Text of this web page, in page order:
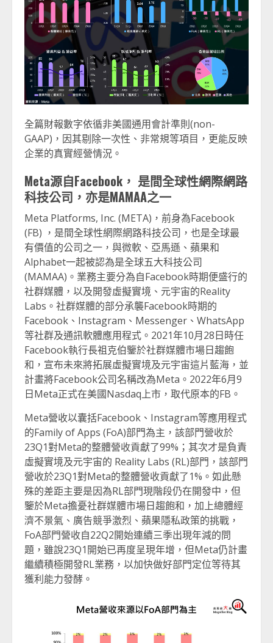
全篇財報數字依循非美國通用會計準則(non-
GAAP)，因其剔除一次性、非常規等項目，更能反映
企業的真實經營情況。
Meta源自Facebook ， 是間全球性網際網路
科技公司，亦是MAMAA之一
Meta Platforms, Inc. (META)，前身為Facebook
(FB) ，是間全球性網際網路科技公司，也是全球最
有價值的公司之一，與微軟、亞馬遜、蘋果和
Alphabet一起被認為是全球五大科技公司
(MAMAA)。業務主要分為自Facebook時期便盛行的
社群媒體，以及開發虛擬實境、元宇宙的Reality
Labs。社群媒體的部分承襲Facebook時期的
Facebook、Instagram、Messenger、WhatsApp
等社群及通訊軟體應用程式。2021年10月28日時任
Facebook執行長祖克伯鑒於社群媒體市場日趨飽
和，宣布未來將拓展虛擬實境及元宇宙這片藍海，並
計畫將Facebook公司名稱改為Meta。2022年6月9
日Meta正式在美國Nasdaq上市，取代原本的FB。
Meta營收以囊括Facebook、Instagram等應用程式
的Family of Apps (FoA)部門為主，該部門營收於
23Q1對Meta的整體營收貢獻了99%；其次才是負責
虛擬實境及元宇宙的 Reality Labs (RL)部門，該部門
營收於23Q1對Meta的整體營收貢獻了1%。如此懸
殊的差距主要是因為RL部門現階段仍在開發中，但
鑒於Meta擔憂社群媒體市場日趨飽和，加上總體經
濟不景氣、廣告競爭激烈、蘋果隱私政策的挑戰，
FoA部門營收自22Q2開始連續三季出現年減的問
題，雖說23Q1開始已再度呈現年增，但Meta仍計畫
繼續積極開發RL業務，以加快做好部門定位等待其
獲利能力發酵。